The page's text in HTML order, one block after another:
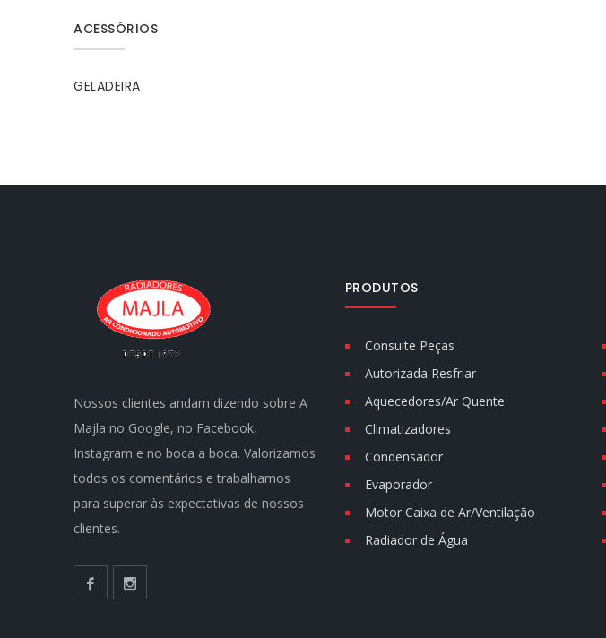
ACESSÓRIOS
GELADEIRA
Nossos clientes andam dizendo sobre A
Majla no Google, no Facebook,
Instagram e no boca a boca. Valorizamos
todos os comentários e trabalhamos
para superar às expectativas de nossos
clientes.
PRODUTOS
Consulte Peças
Autorizada Resfriar
Aquecedores/Ar Quente
Climatizadores
Condensador
Evaporador
Motor Caixa de Ar/Ventilação
Radiador de Água